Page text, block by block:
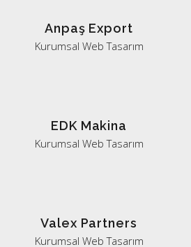
Anpaş Export
Kurumsal Web Tasarım
EDK Makina
Kurumsal Web Tasarım
Valex Partners
Kurumsal Web Tasarım